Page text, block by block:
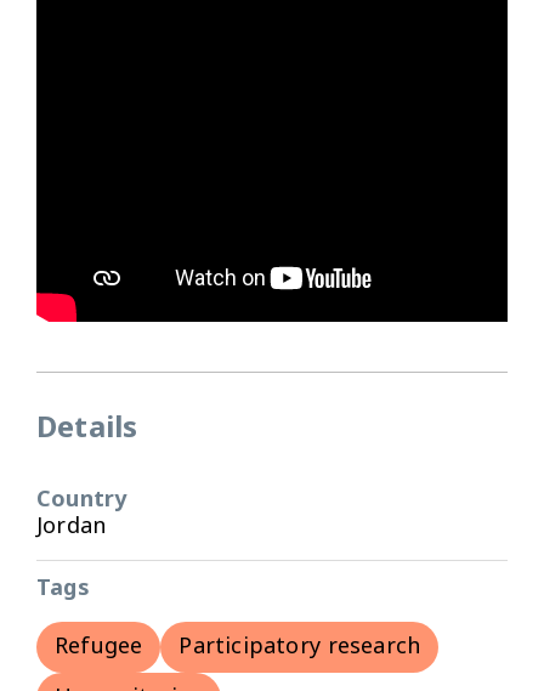
Details
Country
Jordan
Tags
Refugee
Participatory research